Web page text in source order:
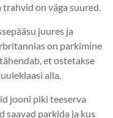
on väga suured.
juures ja
on parkimine
et ostetakse
alla.
jooni piki teeserva
saavad parkida ja kus